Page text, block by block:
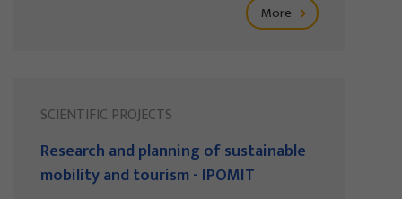
More
SCIENTIFIC PROJECTS
Research and planning of sustainable
mobility and tourism - IPOMIT